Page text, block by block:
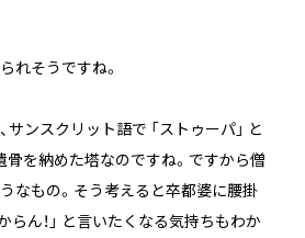
そうですね。
ンスクリット語で 「ストゥーパ」 と
骨を納めた塔なのですね。ですから僧
なもの。そう考えると卒都婆に腰掛
らん！」 と言いたくなる気持ちもわか